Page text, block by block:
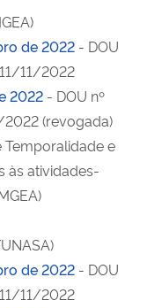
de 2022 - DOU
11/2022
2022 - DOU nº
(revogada)
Temporalidade e
às atividades-
de 2022 - DOU
11/2022